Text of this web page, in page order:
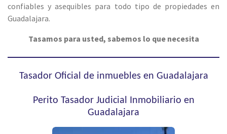
confiables y asequibles para todo tipo de propiedades en
Guadalajara.
Tasamos para usted, sabemos lo que necesita
Tasador Oficial de inmuebles en Guadalajara
Perito Tasador Judicial Inmobiliario en
Guadalajara